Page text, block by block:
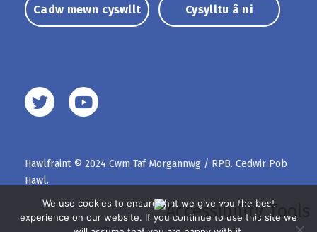
Cadw mewn cyswllt Cysylltu â ni
Hawlfraint © 2024 Cwm Taf Morgannwg / RPB. Cedwir Pob
Hawl.
We use cookies to ensure that we give you the best
experience on our website. If you continue to use this site we